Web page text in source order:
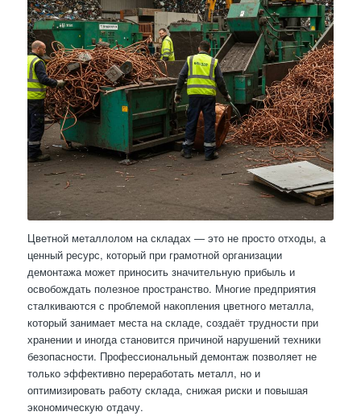
Цветной металлолом на складах — это не просто отходы, а
ценный ресурс, который при грамотной организации
демонтажа может приносить значительную прибыль и
освобождать полезное пространство. Многие предприятия
сталкиваются с проблемой накопления цветного металла,
который занимает места на складе, создаёт трудности при
хранении и иногда становится причиной нарушений техники
безопасности. Профессиональный демонтаж позволяет не
только эффективно переработать металл, но и
оптимизировать работу склада, снижая риски и повышая
экономическую отдачу.